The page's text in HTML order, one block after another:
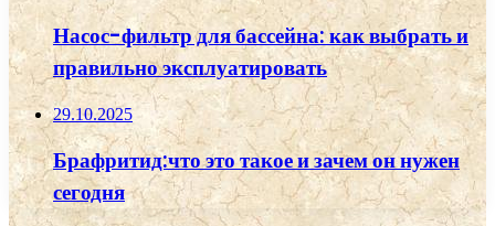
Насос-фильтр для бассейна: как выбрать и
правильно эксплуатировать
29.10.2025
Брафритид:что это такое и зачем он нужен
сегодня